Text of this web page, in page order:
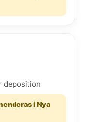
deposition
i Nya